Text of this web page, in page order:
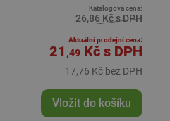
Katalogová cena:
26,86 Kč s DPH
Aktuální prodejní cena:
21 ,49 Kč s DPH
17,76 Kč bez DPH
Vložit do košíku